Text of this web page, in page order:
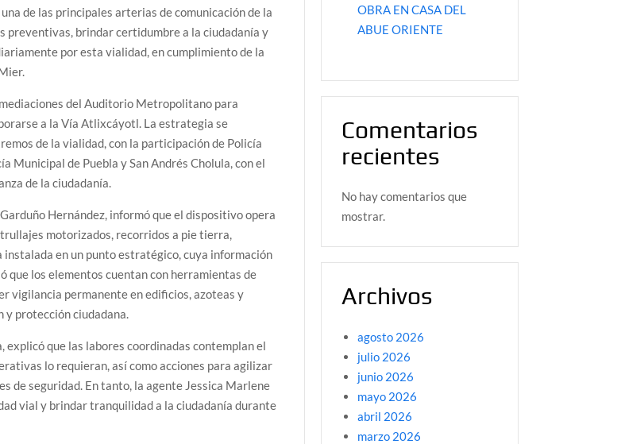
de las principales arterias de comunicación de la
preventivas, brindar certidumbre a la ciudadanía y
por esta vialidad, en cumplimiento de la
del Auditorio Metropolitano para
a la Vía Atlixcáyotl. La estrategia se
de la vialidad, con la participación de Policía
Municipal de Puebla y San Andrés Cholula, con el
de la ciudadanía.
Hernández, informó que el dispositivo opera
motorizados, recorridos a pie tierra,
en un punto estratégico, cuya información
que los elementos cuentan con herramientas de
vigilancia permanente en edificios, azoteas y
protección ciudadana.
que las labores coordinadas contemplan el
lo requieran, así como acciones para agilizar
de seguridad. En tanto, la agente Jessica Marlene
vial y brindar tranquilidad a la ciudadanía durante
OBRA EN CASA DEL
ABUE ORIENTE
Comentarios
recientes
No hay comentarios que
mostrar.
Archivos
agosto 2026
julio 2026
junio 2026
mayo 2026
abril 2026
marzo 2026